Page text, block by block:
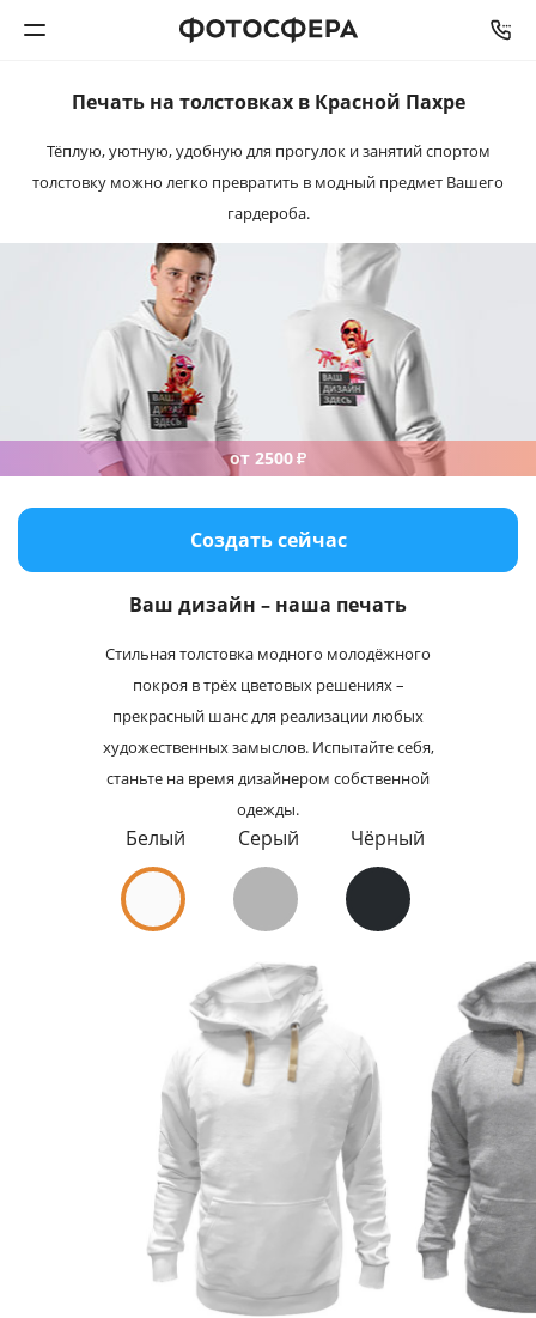
Фотокниги
Календари
Интерьерная печать
Фотоподарки
Багетная мастерская
Полиграфия
Услуги и сервис
Печать на толстовкахв Красной Пахре
Тёплую, уютную, удобную для прогулок и занятий спортом
толстовку можно легко превратить в модный предмет Вашего
гардероба.
Создать сейчас
от 2500₽
Ваш дизайн – наша печать
Стильная толстовка модного молодёжного
покроя в трёх цветовых решениях –
прекрасный шанс для реализации любых
художественных замыслов. Испытайте себя,
станьте на время дизайнером собственной
одежды.